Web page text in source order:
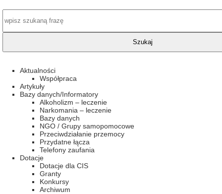
Aktualności
Współpraca
Artykuły
Bazy danych/Informatory
Alkoholizm – leczenie
Narkomania – leczenie
Bazy danych
NGO / Grupy samopomocowe
Przeciwdziałanie przemocy
Przydatne łącza
Telefony zaufania
Dotacje
Dotacje dla CIS
Granty
Konkursy
Archiwum